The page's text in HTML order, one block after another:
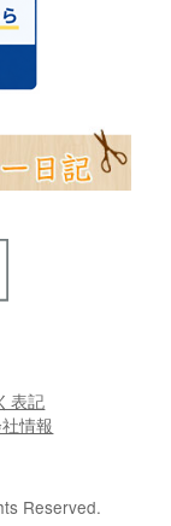
表記
情報
Reserved.